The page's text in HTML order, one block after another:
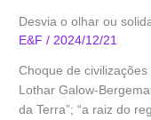
Desvia o olhar ou
E&F/2024/12/21
Choque de
Lothar Galow-
da Terra”; “a raiz do